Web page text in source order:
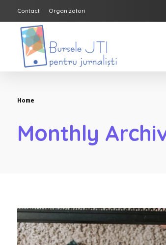
Contact Organizatori
Bursele JTI pentru Jurnalisti
Home
Monthly